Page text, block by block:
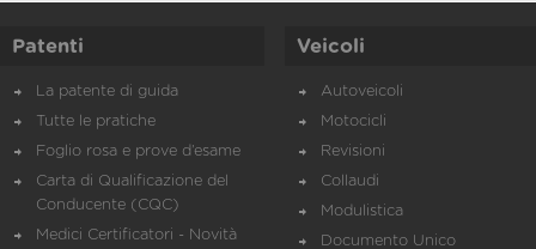
Patenti
La patente di guida
Tutte le pratiche
Foglio rosa e prove d’esame
Carta di Qualificazione del
Conducente (CQC)
Medici Certificatori - Novità
Veicoli
Autoveicoli
Motocicli
Revisioni
Collaudi
Modulistica
Documento Unico